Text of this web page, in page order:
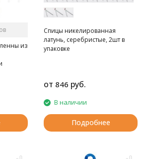
из
Спицы никелированная
латунь, серебристые, 2шт в
упаковке
от 846 руб.
В наличии
Подробнее